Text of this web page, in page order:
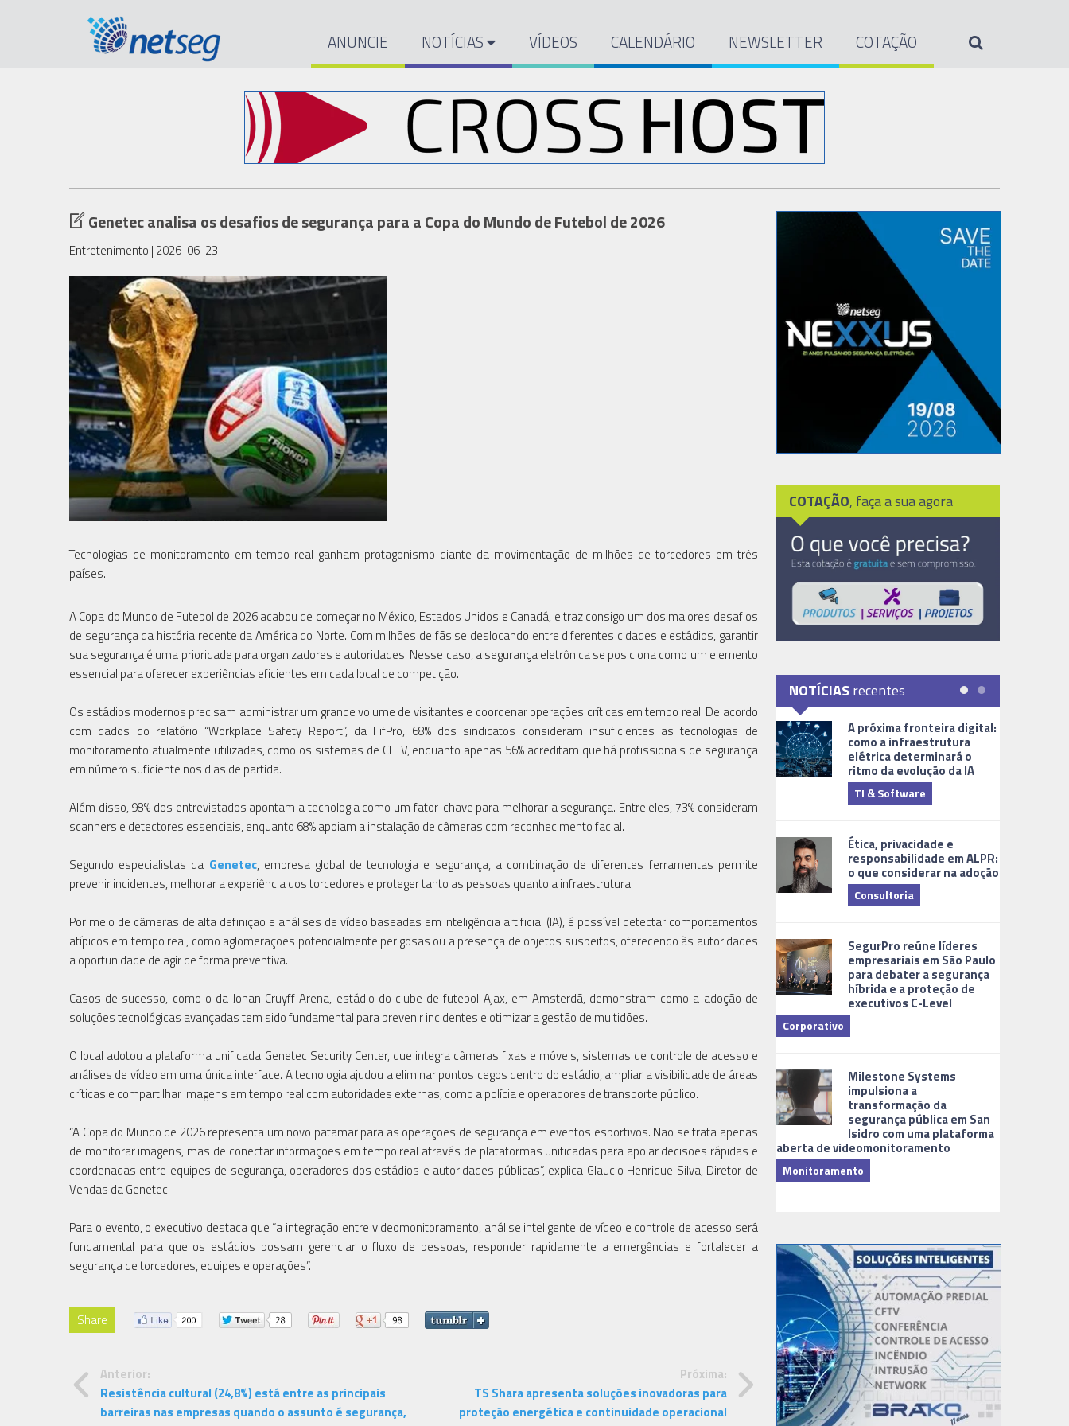
ANUNCIE NOTÍCIAS VÍDEOS CALENDÁRIO NEWSLETTER COTAÇÃO
Genetec analisa os desafios de segurança para a Copa do Mundo de Futebol de 2026
Entretenimento | 2026-06-23
Tecnologias de monitoramento em tempo real ganham protagonismo diante da movimentação de milhões de torcedores em três
países.
A Copa do Mundo de Futebol de 2026 acabou de começar no México, Estados Unidos e Canadá, e traz consigo um dos maiores desafios
de segurança da história recente da América do Norte. Com milhões de fãs se deslocando entre diferentes cidades e estádios, garantir
sua segurança é uma prioridade para organizadores e autoridades. Nesse caso, a segurança eletrônica se posiciona como um elemento
essencial para oferecer experiências eficientes em cada local de competição.
Os estádios modernos precisam administrar um grande volume de visitantes e coordenar operações críticas em tempo real. De acordo
com dados do relatório “Workplace Safety Report”, da FifPro, 68% dos sindicatos consideram insuficientes as tecnologias de
monitoramento atualmente utilizadas, como os sistemas de CFTV, enquanto apenas 56% acreditam que há profissionais de segurança
em número suficiente nos dias de partida.
Além disso, 98% dos entrevistados apontam a tecnologia como um fator-chave para melhorar a segurança. Entre eles, 73% consideram
scanners e detectores essenciais, enquanto 68% apoiam a instalação de câmeras com reconhecimento facial.
Segundo especialistas da Genetec, empresa global de tecnologia e segurança, a combinação de diferentes ferramentas permite
prevenir incidentes, melhorar a experiência dos torcedores e proteger tanto as pessoas quanto a infraestrutura.
Por meio de câmeras de alta definição e análises de vídeo baseadas em inteligência artificial (IA), é possível detectar comportamentos
atípicos em tempo real, como aglomerações potencialmente perigosas ou a presença de objetos suspeitos, oferecendo às autoridades
a oportunidade de agir de forma preventiva.
Casos de sucesso, como o da Johan Cruyff Arena, estádio do clube de futebol Ajax, em Amsterdã, demonstram como a adoção de
soluções tecnológicas avançadas tem sido fundamental para prevenir incidentes e otimizar a gestão de multidões.
O local adotou a plataforma unificada Genetec Security Center, que integra câmeras fixas e móveis, sistemas de controle de acesso e
análises de vídeo em uma única interface. A tecnologia ajudou a eliminar pontos cegos dentro do estádio, ampliar a visibilidade de áreas
críticas e compartilhar imagens em tempo real com autoridades externas, como a polícia e operadores de transporte público.
“A Copa do Mundo de 2026 representa um novo patamar para as operações de segurança em eventos esportivos. Não se trata apenas
de monitorar imagens, mas de conectar informações em tempo real através de plataformas unificadas para apoiar decisões rápidas e
coordenadas entre equipes de segurança, operadores dos estádios e autoridades públicas”, explica Glaucio Henrique Silva, Diretor de
Vendas da Genetec.
Para o evento, o executivo destaca que “a integração entre videomonitoramento, análise inteligente de vídeo e controle de acesso será
fundamental para que os estádios possam gerenciar o fluxo de pessoas, responder rapidamente a emergências e fortalecer a
segurança de torcedores, equipes e operações”.
Share
Anterior:
Resistência cultural (24,8%) está entre as principais
barreiras nas empresas quando o assunto é segurança,
Próxima:
TS Shara apresenta soluções inovadoras para
proteção energética e continuidade operacional
COTAÇÃO, faça a sua agora
NOTÍCIASrecentes
A próxima fronteira digital:
como a infraestrutura
elétrica determinará o
ritmo da evolução da IA
TI & Software
Ética, privacidade e
responsabilidade em ALPR:
o que considerar na adoção
Consultoria
SegurPro reúne líderes
empresariais em São Paulo
para debater a segurança
híbrida e a proteção de
executivos C-Level
Corporativo
Milestone Systems
impulsiona a
transformação da
segurança pública em San
Isidro com uma plataforma
aberta de videomonitoramento
Monitoramento